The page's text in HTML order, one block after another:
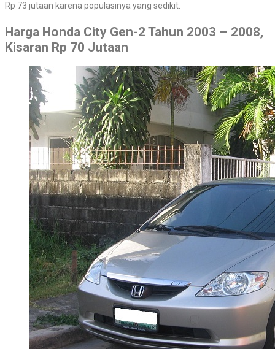
Rp 73 jutaan karena populasinya yang sedikit.
Harga Honda City Gen-2 Tahun 2003 – 2008,
Kisaran Rp 70 Jutaan